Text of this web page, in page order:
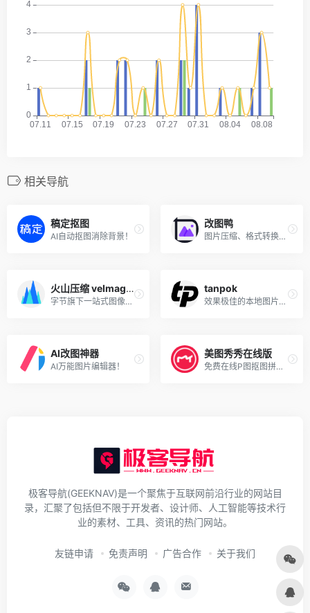
相关导航
稿定抠图
AI自动抠图消除背景！
改图鸭
图片压缩、格式转换工具
火山压缩 veImageX
字节旗下一站式图像智能处理平台！
tanpok
效果极佳的本地图片压缩工具！
AI改图神器
AI万能图片编辑器！
美图秀秀在线版
免费在线P图抠图拼图！
极客导航(GEEKNAV)是一个聚焦于互联网前沿行业的网站目
录，汇聚了包括但不限于开发者、设计师、人工智能等技术行
业的素材、工具、资讯的热门网站。
友链申请 免责声明 广告合作 关于我们